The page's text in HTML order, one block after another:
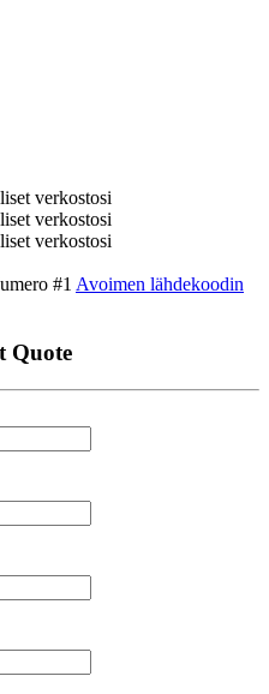
verkostosi
verkostosi
verkostosi
#1 Avoimen lähdekoodin
Quote